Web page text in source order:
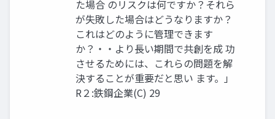
た場合 のリスクは何ですか？それら
が失敗した場合はどうなりますか？
これはどのように管理できます
か？・・より長い期間で共創を成 功
させるためには、これらの問題を解
決することが重要だと思い ます。」
R２:鉄鋼企業(C) 29